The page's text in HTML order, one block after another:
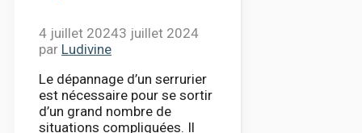
4 juillet 20243 juillet 2024
par Ludivine
Le dépannage d’un serrurier
est nécessaire pour se sortir
d’un grand nombre de
situations compliquées. Il